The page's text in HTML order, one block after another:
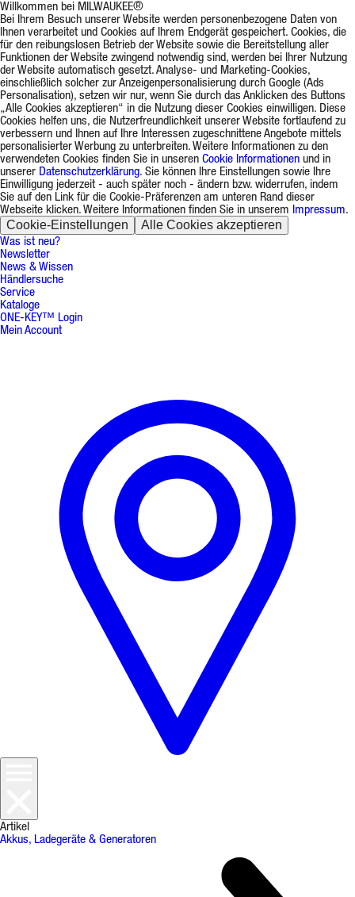
Willkommen bei MILWAUKEE®
Bei Ihrem Besuch unserer Website werden personenbezogene Daten von
Ihnen verarbeitet und Cookies auf Ihrem Endgerät gespeichert. Cookies, die
für den reibungslosen Betrieb der Website sowie die Bereitstellung aller
Funktionen der Website zwingend notwendig sind, werden bei Ihrer Nutzung
der Website automatisch gesetzt. Analyse- und Marketing-Cookies,
einschließlich solcher zur Anzeigenpersonalisierung durch Google (Ads
Personalisation), setzen wir nur, wenn Sie durch das Anklicken des Buttons
„Alle Cookies akzeptieren“ in die Nutzung dieser Cookies einwilligen. Diese
Cookies helfen uns, die Nutzerfreundlichkeit unserer Website fortlaufend zu
verbessern und Ihnen auf Ihre Interessen zugeschnittene Angebote mittels
personalisierter Werbung zu unterbreiten. Weitere Informationen zu den
verwendeten Cookies finden Sie in unseren Cookie Informationen und in
unserer Datenschutzerklärung. Sie können Ihre Einstellungen sowie Ihre
Einwilligung jederzeit - auch später noch - ändern bzw. widerrufen, indem
Sie auf den Link für die Cookie-Präferenzen am unteren Rand dieser
Webseite klicken. Weitere Informationen finden Sie in unserem Impressum.
Cookie-Einstellungen Alle Cookies akzeptieren
Was ist neu?
Newsletter
News & Wissen
Händlersuche
Service
Kataloge
ONE-KEY™ Login
Mein Account
Artikel
Akkus, Ladegeräte & Generatoren